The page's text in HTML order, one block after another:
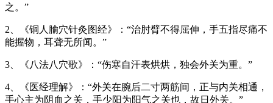
之。”
2、《铜人腧穴针灸图经》：“治肘臂不得屈伸，手五指尽痛不
能握物，耳聋无所闻。”
3、《八法八穴歌》：“伤寒自汗表烘烘，独会外关为重。”
4、《医经理解》：“外关在腕后二寸两筋间，正与内关相通，
手心主为阴血之关，手少阳为阳气之关也，故日外关。”